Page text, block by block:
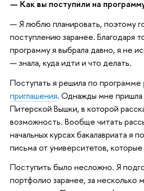
— Как вы поступили на
— Я люблю планировать, поэтому
поступлению заранее. Благодаря
программу я выбрала давно, я не
— знала, куда идти и что делать.
Поступать я решила по программе
приглашения. Однажды мне пришла
Питерской Вышки, в которой
возможность. Вообще читать
начальных курсах бакалавриата я
письма от университетов,
Поступить было несложно. Я
портфолио заранее, за несколько